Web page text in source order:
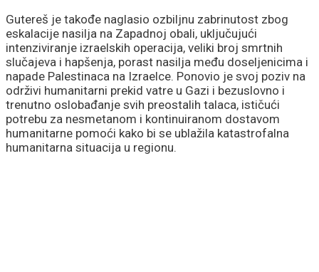
omogućilo bi mir u
Ukrajini
Gutereš je takođe naglasio ozbiljnu zabrinutost zbog
eskalacije nasilja na Zapadnoj obali, uključujući
intenziviranje izraelskih operacija, veliki broj smrtnih
slučajeva i hapšenja, porast nasilja među doseljenicima i
napade Palestinaca na Izraelce. Ponovio je svoj poziv na
održivi humanitarni prekid vatre u Gazi i bezuslovno i
trenutno oslobađanje svih preostalih talaca, ističući
potrebu za nesmetanom i kontinuiranom dostavom
humanitarne pomoći kako bi se ublažila katastrofalna
humanitarna situacija u regionu.